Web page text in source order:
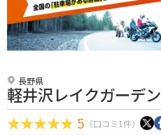
長野県
軽井沢レイクガーデン
5 （口コミ1件）